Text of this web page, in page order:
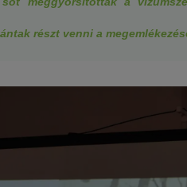
részt venni a